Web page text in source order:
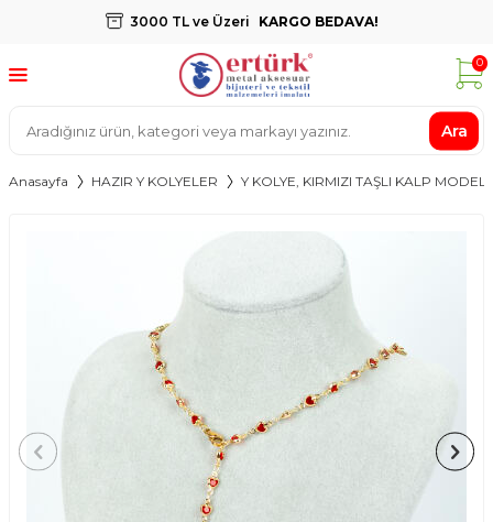
3000 TL ve Üzeri KARGO BEDAVA!
Ara
0
Anasayfa HAZIR Y KOLYELER Y KOLYE, KIRMIZI TAŞLI KALP